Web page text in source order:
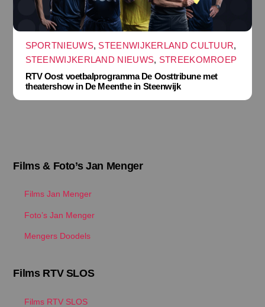
SPORTNIEUWS, STEENWIJKERLAND CULTUUR,
STEENWIJKERLAND NIEUWS, STREEKOMROEP
RTV Oost voetbalprogramma De Oosttribune met
theatershow in De Meenthe in Steenwijk
Films & Foto’s Jan Menger
Films Jan Menger
Foto’s Jan Menger
Mengers Doodels
Films RTV SLOS
Films RTV SLOS